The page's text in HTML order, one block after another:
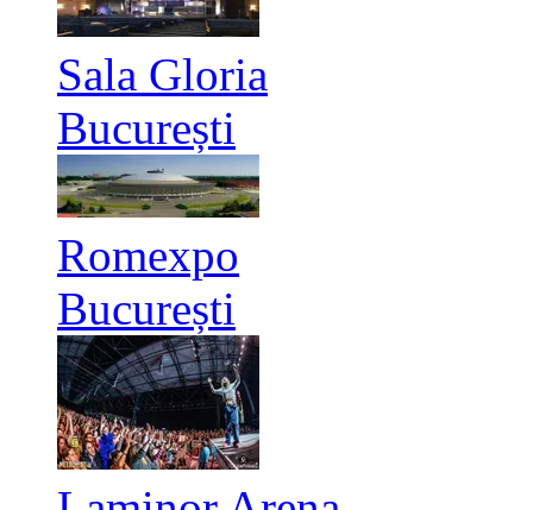
Sala Gloria
București
Romexpo
București